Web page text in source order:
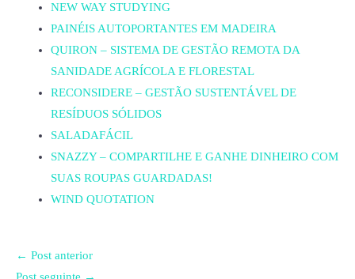
NEW WAY STUDYING
PAINÉIS AUTOPORTANTES EM MADEIRA
QUIRON – SISTEMA DE GESTÃO REMOTA DA
SANIDADE AGRÍCOLA E FLORESTAL
RECONSIDERE – GESTÃO SUSTENTÁVEL DE
RESÍDUOS SÓLIDOS
SALADAFÁCIL
SNAZZY – COMPARTILHE E GANHE DINHEIRO COM
SUAS ROUPAS GUARDADAS!
WIND QUOTATION
← Post anterior